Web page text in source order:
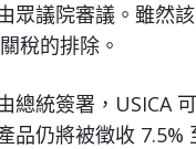
眾議院審議。雖然
稅的排除。
總統簽署，USICA
品仍將被徵收